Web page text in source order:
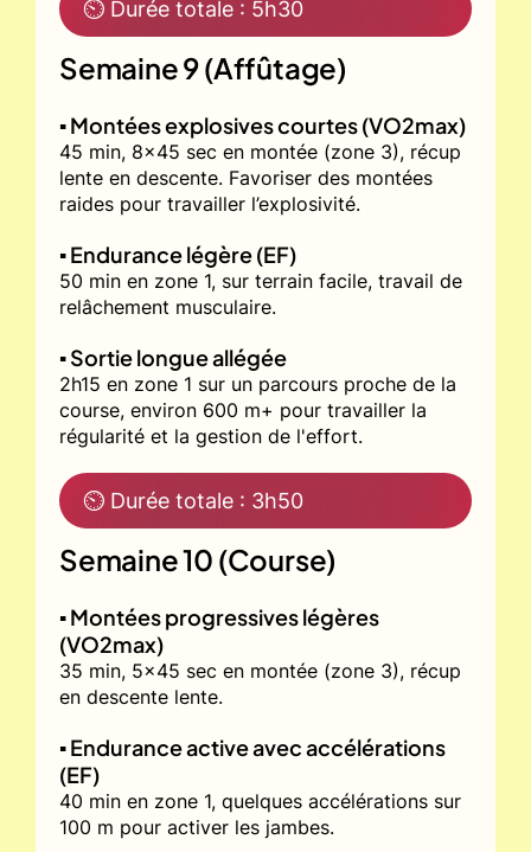
⏲ Durée totale : 5h30
Semaine 9 (Affûtage)
▪️ Montées explosives courtes (VO2max)
45 min, 8x45 sec en montée (zone 3), récup
lente en descente. Favoriser des montées
raides pour travailler l’explosivité.
▪️ Endurance légère (EF)
50 min en zone 1, sur terrain facile, travail de
relâchement musculaire.
▪️ Sortie longue allégée
2h15 en zone 1 sur un parcours proche de la
course, environ 600 m+ pour travailler la
régularité et la gestion de l'effort.
⏲ Durée totale : 3h50
Semaine 10 (Course)
▪️ Montées progressives légères
(VO2max)
35 min, 5x45 sec en montée (zone 3), récup
en descente lente.
▪️ Endurance active avec accélérations
(EF)
40 min en zone 1, quelques accélérations sur
100 m pour activer les jambes.